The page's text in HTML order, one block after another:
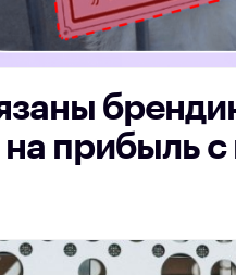
на прибыль